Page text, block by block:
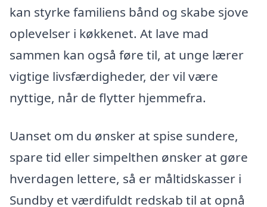
kan styrke familiens bånd og skabe sjove
oplevelser i køkkenet. At lave mad
sammen kan også føre til, at unge lærer
vigtige livsfærdigheder, der vil være
nyttige, når de flytter hjemmefra.
Uanset om du ønsker at spise sundere,
spare tid eller simpelthen ønsker at gøre
hverdagen lettere, så er måltidskasser i
Sundby et værdifuldt redskab til at opnå